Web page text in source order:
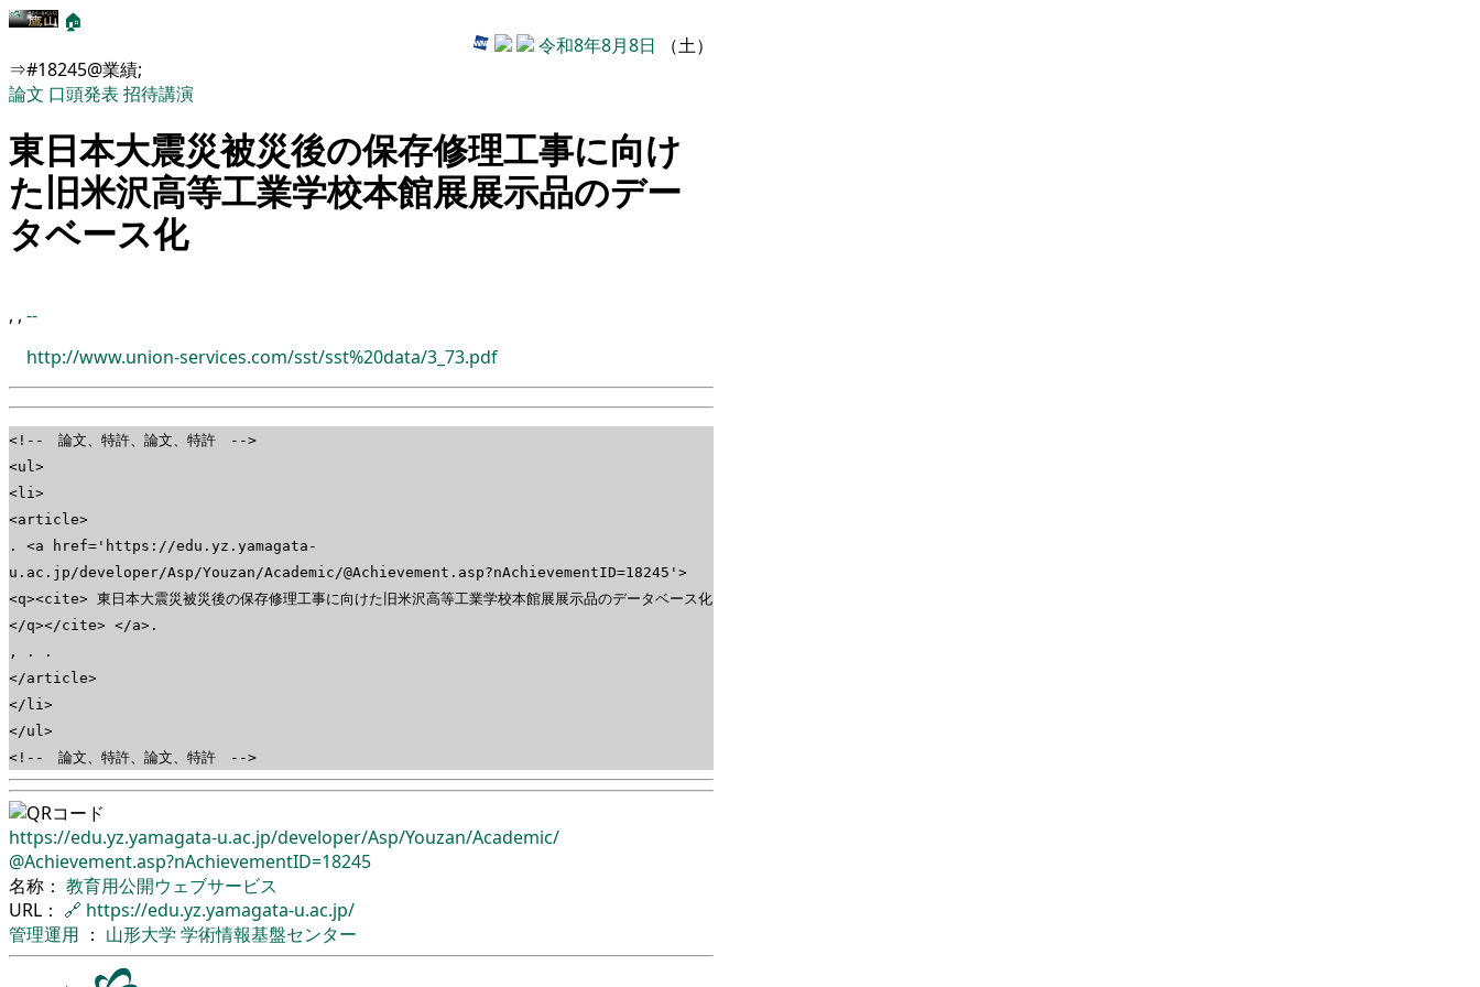
🏠
令和8年8月8日 （土）
⇒#18245@業績;
論文 口頭発表 招待講演
東日本大震災被災後の保存修理工事に向け
た旧米沢高等工業学校本館展展示品のデー
タベース化
, , --
http://www.union-services.com/sst/sst%20data/3_73.pdf
<!-- 論文、特許、論文、特許 -->
<ul>
<li>
<article>
. <a href='https://edu.yz.yamagata-
u.ac.jp/developer/Asp/Youzan/Academic/@Achievement.asp?nAchievementID=18245'>
<q><cite> 東日本大震災被災後の保存修理工事に向けた旧米沢高等工業学校本館展展示品のデータベース化
</q></cite> </a>.
, . .
</article>
</li>
</ul>
<!-- 論文、特許、論文、特許 -->
https://edu.yz.yamagata-u.ac.jp/developer/Asp/Youzan/Academic/
@Achievement.asp?nAchievementID=18245
名称： 教育用公開ウェブサービス
URL： 🔗 https://edu.yz.yamagata-u.ac.jp/
管理運用 ： 山形大学 学術情報基盤センター